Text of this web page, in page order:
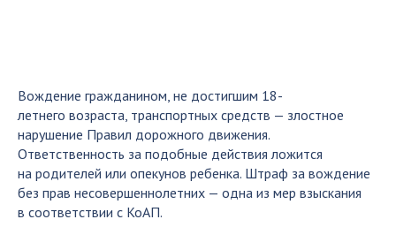
Вождение гражданином, не достигшим 18-
летнего возраста, транспортных средств — злостное
нарушение Правил дорожного движения.
Ответственность за подобные действия ложится
на родителей или опекунов ребенка. Штраф за вождение
без прав несовершеннолетних — одна из мер взыскания
в соответствии с КоАП.